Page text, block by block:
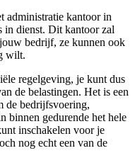
administratie kantoor in
in dienst. Dit kantoor zal
bedrijf, ze kunnen ook
wilt.
regelgeving, je kunt dus
de belastingen. Het is een
de bedrijfsvoering,
binnen gedurende het hele
inschakelen voor je
nog echt een van de